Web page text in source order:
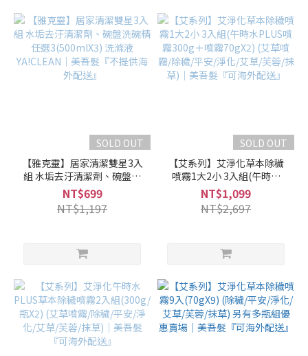
SOLD OUT
【雅克靈】居家清潔雙星3入
組 水垢去汙清潔劑、碗盤洗
碗精任選3(500mlX3) 洗滌液
YA!CLEAN｜美吾髮『不提供
海外配送』
NT$699
NT$1,197
SOLD OUT
【艾系列】艾淨化草本除穢
噴霧1大2小 3入組(午時水
PLUS噴霧300g＋噴霧
70gX2) (艾草噴霧/除穢/平
安/淨化/艾草/芙蓉/抹草)｜美
NT$1,099
NT$2,697